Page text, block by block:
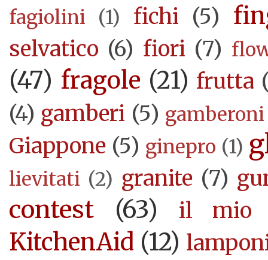
fagiolini (1) fichi (5)
selvatico (6) fiori (7)
(47) fragole (21) frutta
(4) gamberi (5) gamberoni
Giappone (5) ginepro (1)
lievitati (2) granite (7)
contest (63) il mio
KitchenAid (12)